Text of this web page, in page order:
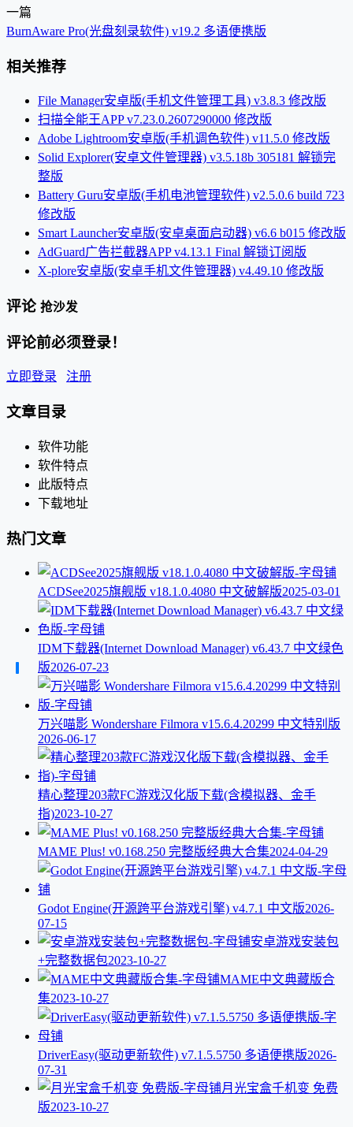
一篇
BurnAware Pro(光盘刻录软件) v19.2 多语便携版
相关推荐
File Manager安卓版(手机文件管理工具) v3.8.3 修改版
扫描全能王APP v7.23.0.2607290000 修改版
Adobe Lightroom安卓版(手机调色软件) v11.5.0 修改版
Solid Explorer(安卓文件管理器) v3.5.18b 305181 解锁完
整版
Battery Guru安卓版(手机电池管理软件) v2.5.0.6 build 723
修改版
Smart Launcher安卓版(安卓桌面启动器) v6.6 b015 修改版
AdGuard广告拦截器APP v4.13.1 Final 解锁订阅版
X-plore安卓版(安卓手机文件管理器) v4.49.10 修改版
评论 抢沙发
评论前必须登录！
立即登录 注册
文章目录
软件功能
软件特点
此版特点
下载地址
热门文章
ACDSee2025旗舰版 v18.1.0.4080 中文破解版2025-03-01
IDM下载器(Internet Download Manager) v6.43.7 中文绿色
版2026-07-23
万兴喵影 Wondershare Filmora v15.6.4.20299 中文特别版
2026-06-17
精心整理203款FC游戏汉化版下载(含模拟器、金手
指)2023-10-27
MAME Plus! v0.168.250 完整版经典大合集2024-04-29
Godot Engine(开源跨平台游戏引擎) v4.7.1 中文版2026-
07-15
安卓游戏安装包
+完整数据包2023-10-27
MAME中文典藏版合
集2023-10-27
DriverEasy(驱动更新软件) v7.1.5.5750 多语便携版2026-
07-31
月光宝盒千机变 免费
版2023-10-27